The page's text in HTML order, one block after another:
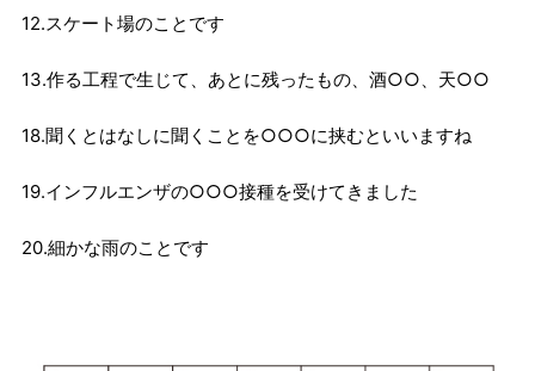
12.スケート場のことです
13.作る工程で生じて、あとに残ったもの、酒○○、天○○
18.聞くとはなしに聞くことを○○○に挟むといいますね
19.インフルエンザの○○○接種を受けてきました
20.細かな雨のことです